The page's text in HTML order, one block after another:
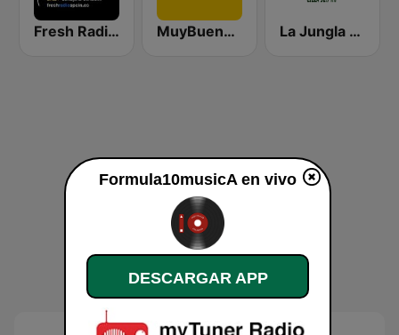
Fresh Radio Spain MuyBuena Murcia La Jungla Radio Cieza
Formula10musicA en vivo
DESCARGAR APP